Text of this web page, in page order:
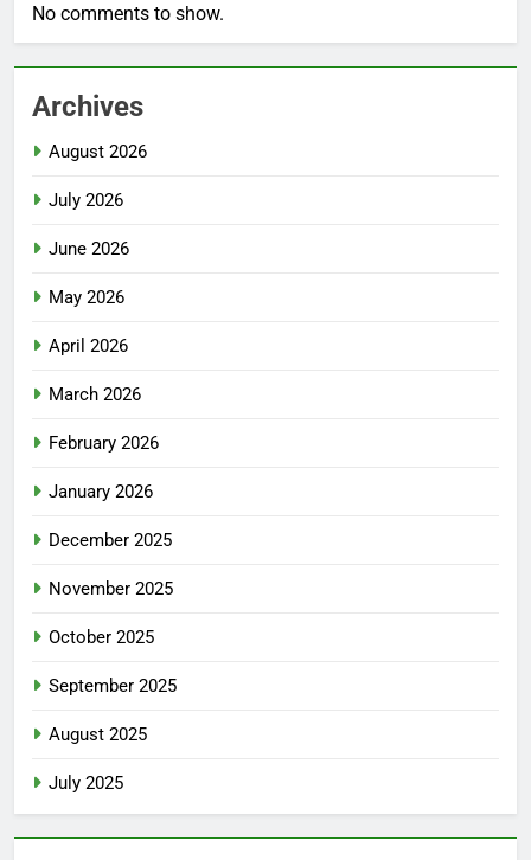
No comments to show.
Archives
August 2026
July 2026
June 2026
May 2026
April 2026
March 2026
February 2026
January 2026
December 2025
November 2025
October 2025
September 2025
August 2025
July 2025